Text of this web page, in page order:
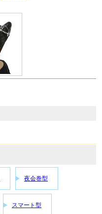
夜会巻型
スマート型